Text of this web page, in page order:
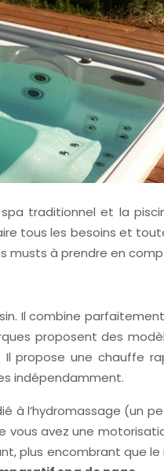
traditionnel et la
tous les besoins et
musts à prendre en
Il combine
proposent des
Il propose une chauffe
indépendamment.
à l’hydromassage (un
vous avez une
plus encombrant que